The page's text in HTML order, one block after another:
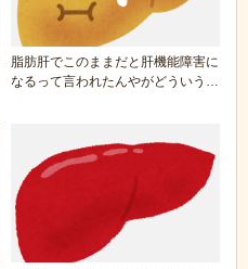
脂肪肝でこのままだと肝機能障害に
なるって言われたんやがどういう食